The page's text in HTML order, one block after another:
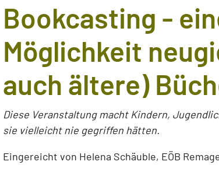
Bookcasting -
Möglichkeit
auch ältere)
Diese Veranstaltung macht Kindern,
sie vielleicht nie gegriffen hätten.
Eingereicht von Helena Schäuble, EÖB